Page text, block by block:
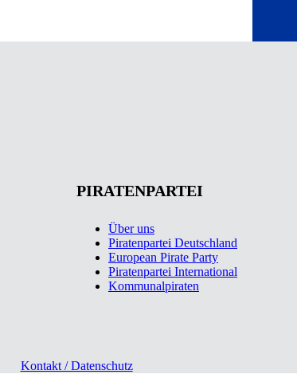
PIRATENPARTEI
Über uns
Piratenpartei Deutschland
European Pirate Party
Piratenpartei International
Kommunalpiraten
Kontakt / Datenschutz